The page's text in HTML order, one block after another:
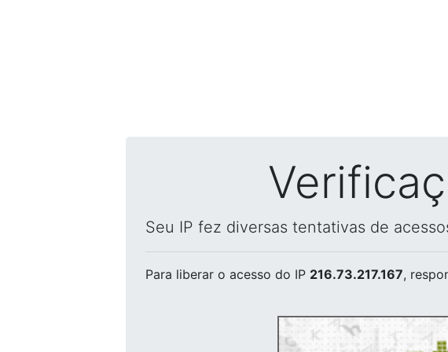
Seu IP fez diversas tentativas de
Para liberar o acesso do IP 216.73.217.167,